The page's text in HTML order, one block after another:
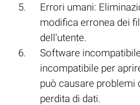
Errori umani:
modifica erronea dei
dell'utente.
Software
incompatibile per
può causare problemi
perdita di dati.